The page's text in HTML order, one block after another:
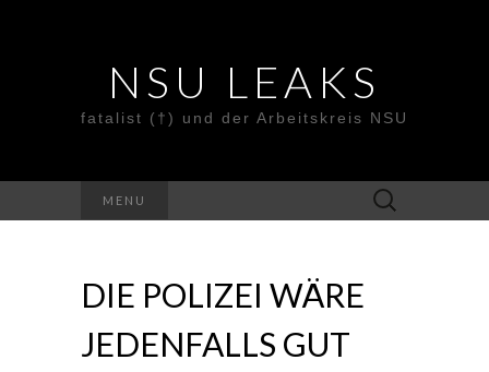
NSU LEAKS
fatalist (†) und der Arbeitskreis NSU
MENU
Suche
nach:
DIE POLIZEI WÄRE
JEDENFALLS GUT